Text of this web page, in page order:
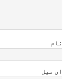
نام
ای میل